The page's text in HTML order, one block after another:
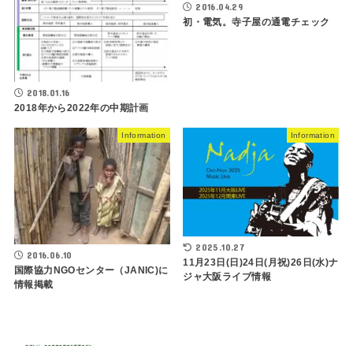
2018.01.16
2018年から2022年の中期計画
2016.04.29
初・電気。寺子屋の通電チェック
Information
2016.06.10
国際協力NGOセンター（JANIC)に
情報掲載
Information
2025.10.27
11月23日(日)24日(月祝)26日(水)ナ
ジャ大阪ライブ情報